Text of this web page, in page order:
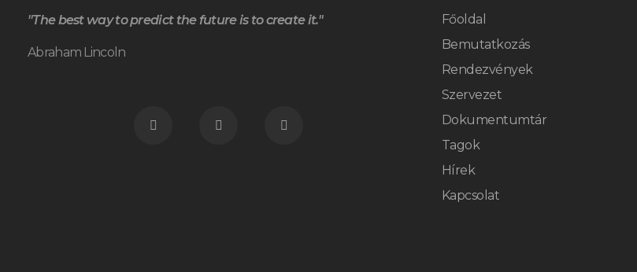
"The best way to predict the future is to create it."
Abraham Lincoln
Főoldal
Bemutatkozás
Rendezvények
Szervezet
Dokumentumtár
Tagok
Hírek
Kapcsolat